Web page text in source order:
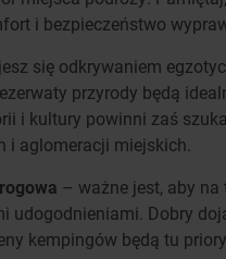
i bezpieczeństwo
się odkrywaniem
przyrody będą
i kultury powinni zaś
i aglomeracji miejskich.
– ważne jest, aby na
udogodnieniami. Dobry
kempingów będą tu